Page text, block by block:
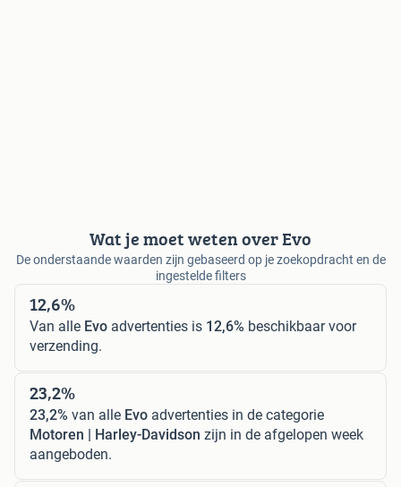
Wat je moet weten over Evo
De onderstaande waarden zijn gebaseerd op je zoekopdracht en de
ingestelde filters
12,6%
Van alle Evo advertenties is 12,6% beschikbaar voor
verzending.
23,2%
23,2% van alle Evo advertenties in de categorie
Motoren | Harley-Davidson zijn in de afgelopen week
aangeboden.